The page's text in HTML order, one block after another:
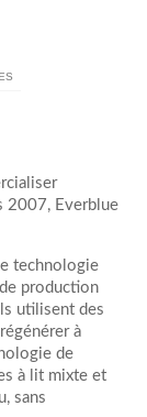
2007, Everblue
technologie
production
utilisent des
à
de
à lit mixte et
sans